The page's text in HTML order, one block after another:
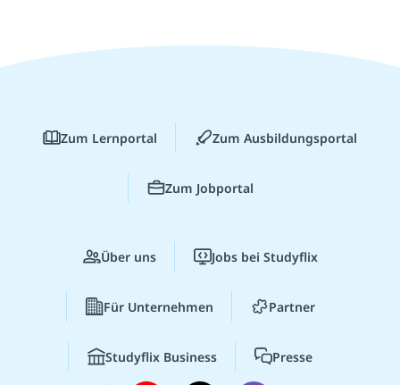
Zum Lernportal Zum Ausbildungsportal
Zum Jobportal
Über uns Jobs bei Studyflix
Für Unternehmen Partner
Studyflix Business Presse